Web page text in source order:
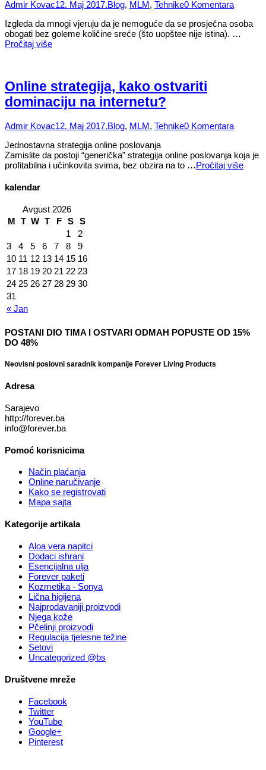
Admir Kovac12. Maj 2017.Blog, MLM, Tehnike0 Komentara
Izgleda da mnogi vjeruju da je nemoguće da se prosječna osoba
obogati bez goleme količine sreće (što uopštee nije istina). …
Pročitaj više
Online strategija, kako ostvariti
dominaciju na internetu?
Admir Kovac12. Maj 2017.Blog, MLM, Tehnike0 Komentara
Jednostavna strategija online poslovanja
Zamislite da postoji “generička” strategija online poslovanja koja je
profitabilna i učinkovita svima, bez obzira na to …Pročitaj više
kalendar
Avgust 2026
M T W T F S S
« Jan
1
2
3
4 5 6 7 8
9
10 11 12 13 14 15 16
17 18 19 20 21 22 23
24 25 26 27 28 29 30
31
POSTANI DIO TIMA I OSTVARI ODMAH POPUSTE OD 15%
DO 48%
Neovisni poslovni saradnik kompanije Forever Living Products
Adresa
Sarajevo
http://forever.ba
info@forever.ba
Pomoć korisnicima
Način plaćanja
Online naručivanje
Kako se registrovati
Mapa sajta
Kategorije artikala
Aloa vera napitci
Dodaci ishrani
Esencijalna ulja
Forever paketi
Kozmetika - Sonya
Lična higijena
Najprodavaniji proizvodi
Njega kože
Pčelinji proizvodi
Regulacija tjelesne težine
Setovi
Uncategorized @bs
Društvene mreže
Facebook
Twitter
YouTube
Google+
Pinterest